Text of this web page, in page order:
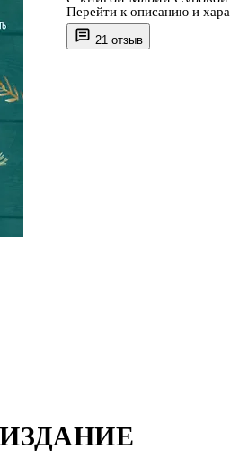
21 отзыв
Первом канале, у них
В этой книге ваши дочки
Перейти к описанию и